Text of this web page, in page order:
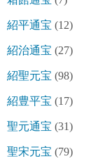
紹平通宝 (12)
紹治通宝 (27)
紹聖元宝 (98)
紹豊平宝 (17)
聖元通宝 (31)
聖宋元宝 (79)